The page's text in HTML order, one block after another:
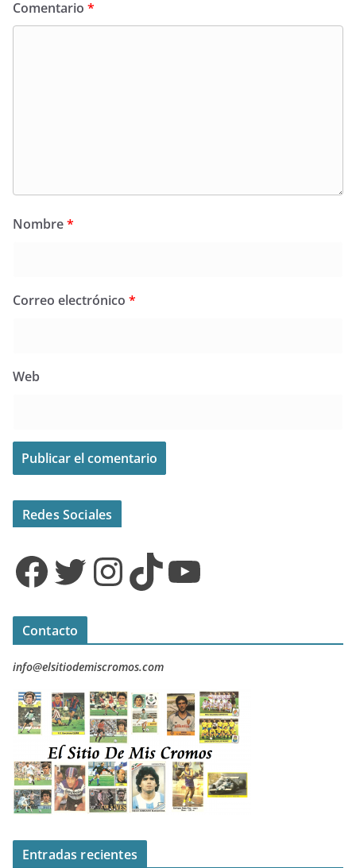
Comentario *
Nombre*
Correo electrónico *
Web
Redes Sociales
Facebook Twitter InstagramTikTok YouTube
Contacto
info@elsitiodemiscromos.com
Entradas recientes